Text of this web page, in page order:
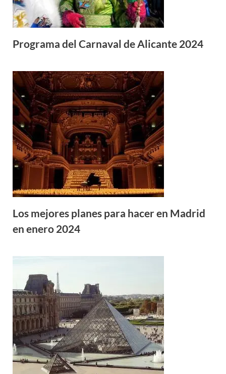
Programa del Carnaval de Alicante 2024
Los mejores planes para hacer en Madrid
en enero 2024